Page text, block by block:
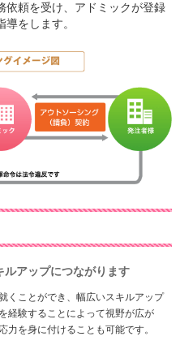
依頼を受け、アドミックが登録
をします。
アップにつながります
くことができ、幅広いスキルアップ
経験することによって視野が広が
力を身に付けることも可能です。